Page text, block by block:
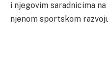
i njegovim saradnicima
njenom sportskom